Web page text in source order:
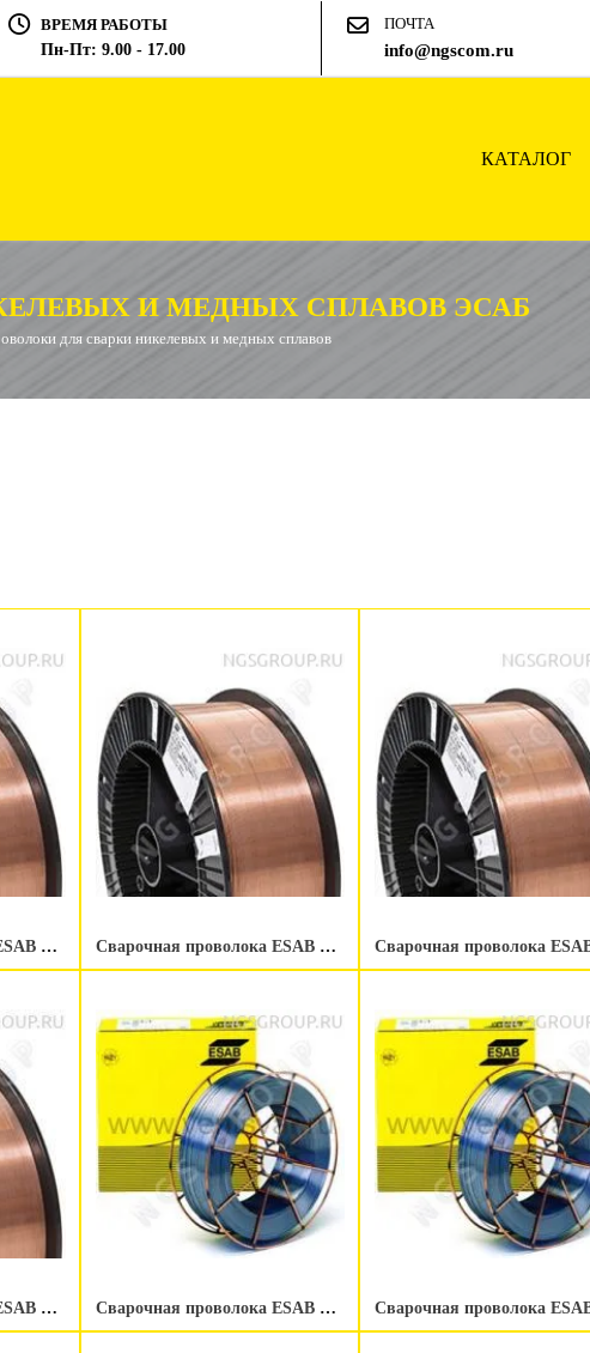
ВРЕМЯ РАБОТЫ
Пн-Пт: 9.00 - 17.00
ПОЧТА
info@ngscom.ru
КАТАЛОГ
И МЕДНЫХ СПЛАВОВ ЭСАБ
для сварки никелевых и медных сплавов
Сварочная проволока ESAB OK Autrod 19.40 1.0 мм 15 kg Сварочная проволока ESAB OK Autrod 19.40 1.0 мм 5 kg
Сварочная проволока ESAB OK Autrod 19.30 1.0 мм 5 kg Сварочная проволока ESAB OK Autrod NiCu-7 1.2 мм